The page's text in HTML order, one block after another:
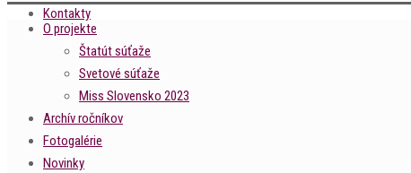
Kontakty
O projekte
Štatút súťaže
Svetové súťaže
Miss Slovensko 2023
Archív ročníkov
Fotogalérie
Novinky